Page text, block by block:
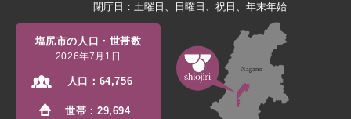
閉庁日：土曜日、日曜日、祝日、年末年始
塩尻市の人口・世帯数
2026年7月1日
人口： 64,756
世帯：29,694